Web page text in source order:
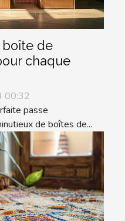
boîte de
chaque
00:32
passe
de boîtes de...